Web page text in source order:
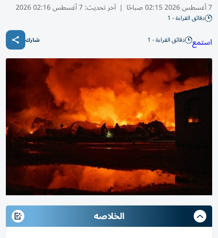
7 أغسطس 2026 02:15 صباحًا | آخر تحديث:7 أغسطس 02:16 2026
دقائق القراءة - 1
استمع دقائق القراءة - 1 شارك
الخلاصه